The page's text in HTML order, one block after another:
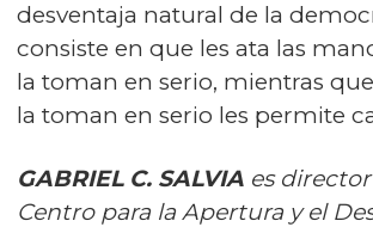
desventaja natural de la
consiste en que les ata las
la toman en serio, mientras
la toman en serio les permite
GABRIEL C. SALVIA es
Centro para la Apertura y el